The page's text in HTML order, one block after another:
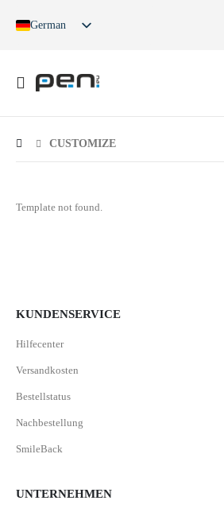
German
Spanish
CUSTOMIZE
Template not found.
KUNDENSERVICE
Hilfecenter
Versandkosten
Bestellstatus
Nachbestellung
SmileBack
UNTERNEHMEN